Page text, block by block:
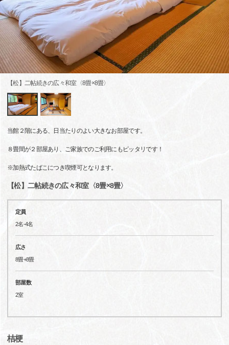
【松】二帖続きの広々和室〈8畳×8畳〉
当館２階にある、日当たりのよい大きなお部屋です。
８畳間が２部屋あり、ご家族でのご利用にもピッタリです！
※加熱式たばこにつき喫煙可となります。
【松】二帖続きの広々和室〈8畳×8畳〉
定員
2名-4名
広さ
8畳+8畳
部屋数
2室
桔梗